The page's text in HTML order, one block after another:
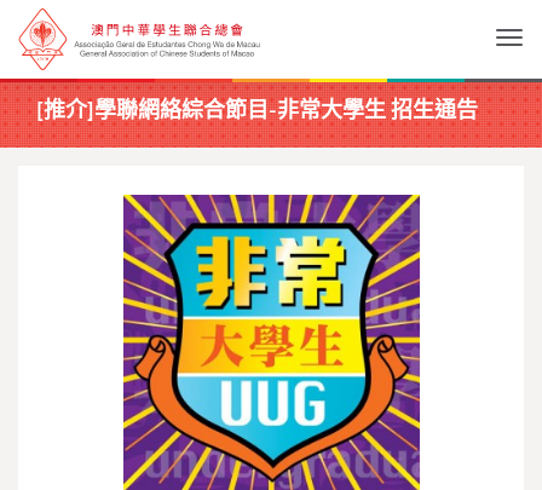
[推介]學聯網絡綜合節目-非常大學生 招生通告